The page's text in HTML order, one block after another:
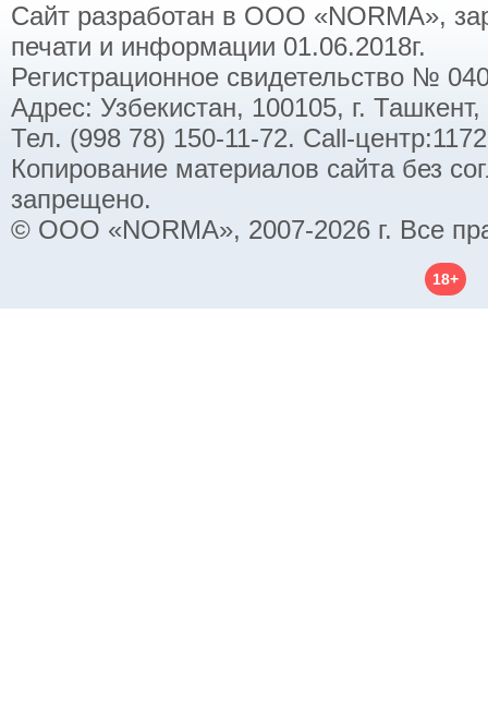
Сайт разработан в ООО «NORMA»,
печати и информации 01.06.2018г.
Регистрационное свидетельство №
Адрес: Узбекистан, 100105, г.
Тел. (998 78) 150-11-72. Call-
Копирование материалов сайта без
запрещено.
© ООО «NORMA», 2007-2026 г. Все
18+